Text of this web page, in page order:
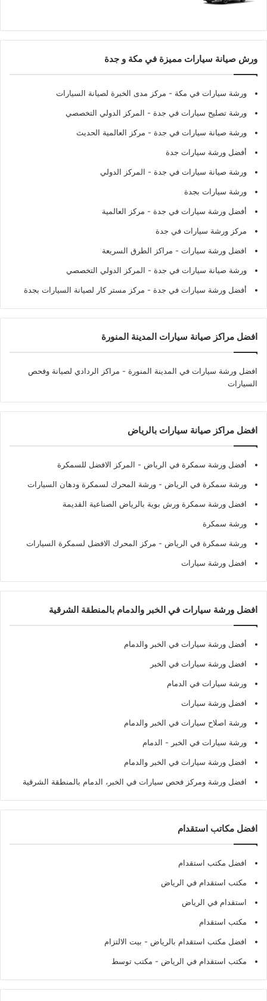
ورش صيانة سيارات مميزة في مكة و جدة
ورشة سيارات في مكة - مركز مدى الخبرة لصيانة السيارات
ورشة تصليح سيارات في جدة - المركز الدولي التخصصي
ورشة صيانة سيارات في جدة - مركز العالمية الحديث
أفضل ورشة سيارات جدة
ورشة صيانة سيارات في جدة - المركز الدولي
ورشة سيارات بجدة
أفضل ورشة سيارات في جدة - مركز العالمية
مركز ورشة سيارات في جدة
افضل ورشة سيارات - مراكز الطرق السريعة
ورشة صيانة سيارات في جدة - المركز الدولي التخصصي
أفضل ورشة سيارات في جدة - مركز مستر كار لصيانة السيارات بجدة
افضل مراكز صيانة سيارات المدينة المنورة
افضل ورشة سيارات في المدينة المنورة - مراكز الردادي لصيانة وفحص
السيارات
افضل مراكز صيانة سيارات بالرياض
أفضل ورشة سمكرة في الرياض - المركز الافضل للسمكرة
ورشة سمكرة في الرياض - ورشة المحرك لسمكرة ودهان السيارات
افضل ورشة سمكرة ورش بوية بالرياض الصناعية القديمة
ورشة سمكرة
ورشة سمكرة في الرياض - مركز المحرك الافضل لسمكرة السيارات
افضل ورشة سيارات
افضل ورشة سيارات في الخبر والدمام بالمنطقة الشرقية
أفضل ورشة سيارات في الخبر والدمام
افضل ورشة سيارات في الخبر
ورشة سيارات في الدمام
افضل ورشة سيارات
ورشة اصلاح سيارات في الخبر والدمام
ورشة سيارات في الخبر - الدمام
افضل ورشة سيارات في الخبر والدمام
افضل ورشة ومركز فحص سيارات في الخبر، الدمام بالمنطقة الشرقية
افضل مكاتب استقدام
افضل مكتب استقدام
مكتب استقدام في الرياض
استقدام في الرياض
مكتب استقدام
افضل مكتب استقدام بالرياض - بيت الالتزام
مكتب استقدام في الرياض - مكتب توسط